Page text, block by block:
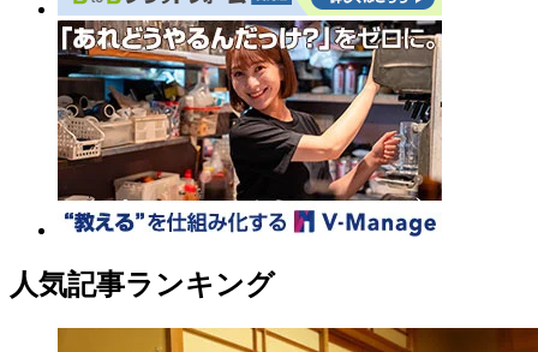
人気記事ランキング